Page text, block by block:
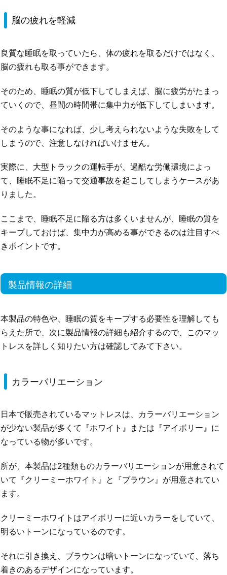
脳の疲れを軽減
良質な睡眠を取っていたら、体の疲れを取るだけではなく、
脳の疲れも取る事ができます。
そのため、睡眠の質が低下してしまえば、脳に疲労がたまっ
ていくので、昼間の時間帯に集中力が低下してしまいます。
そのような事になれば、少し考えられないような失敗をして
しまうので、注意しなければいけません。
実際に、大型トラックの運転手が、過酷な労働環境によっ
て、睡眠不足に陥って交通事故を起こしてしまうケースがあ
りました。
ここまで、睡眠不足に陥る方は多くいませんが、睡眠の質を
キープしておけば、集中力が高める事ができるのは注目すべ
きポイントです。
製品情報の詳細
本製品の特色や、睡眠の質をキープする必要性を理解しても
らえた所で、次に製品情報の詳細も紹介するので、このマッ
トレスを詳しく知りたい方は確認してみて下さい。
カラーバリエーション
日本で販売されているマットレスは、カラーバリエーション
が少ない製品が多くて『ホワイト』または『アイボリー』に
なっている物が多いです。
所が、本製品は2種類ものカラーバリエーションが用意されて
いて『クリーミーホワイト』と『ブラウン』が用意されてい
ます。
クリーミーホワイトはアイボリーに近いカラーをしていて、
明るいトーンになっているのです。
それに引き換え、ブラウンは暗いトーンになっていて、落ち
着きのあるデザインになっています。